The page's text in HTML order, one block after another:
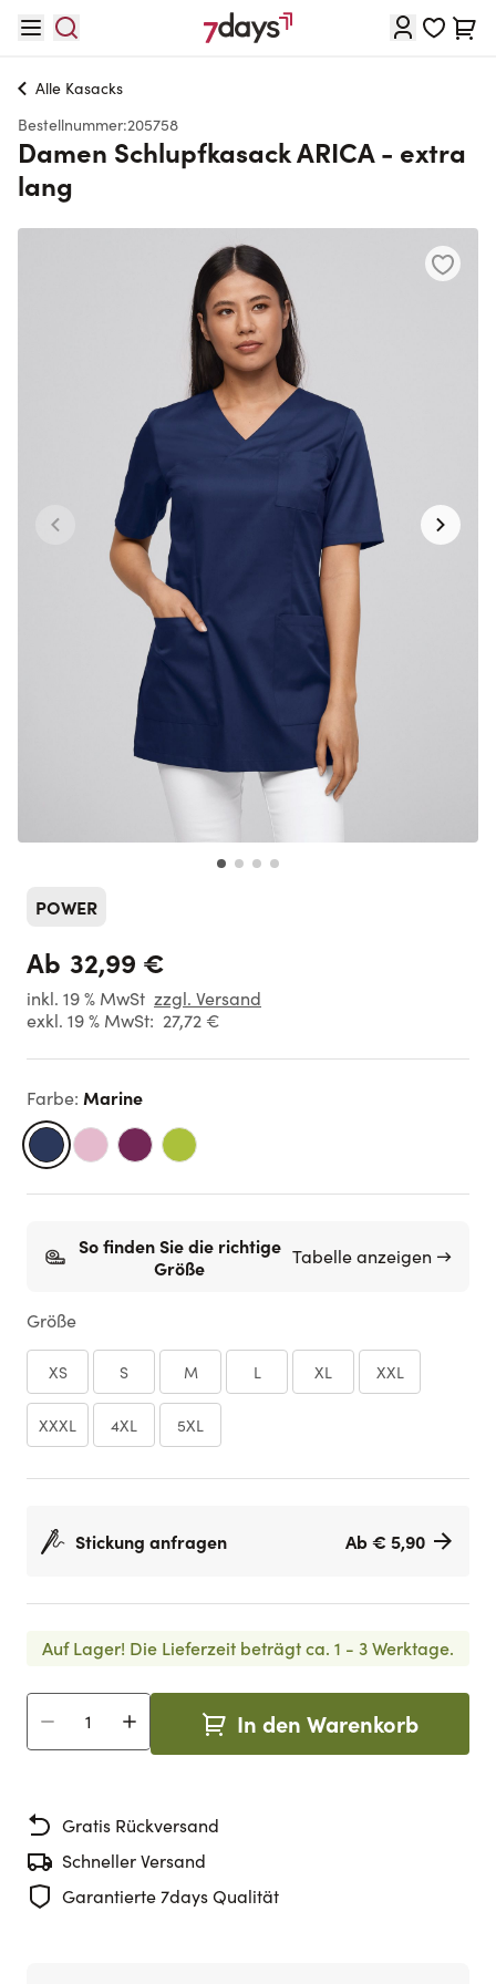
Alle Kasacks
Bestellnummer:205758
Damen Schlupfkasack ARICA - extra
lang
POWER
Ab 32,99 €
inkl. 19 % MwSt zzgl. Versand
exkl. 19 % MwSt: 27,72 €
Farbe: Marine
So finden Sie die richtige
Größe
Tabelle anzeigen →
Größe
XS S M L XL XXL
XXXL 4XL 5XL
Stickung anfragen Ab € 5,90
Auf Lager! Die Lieferzeit beträgt ca. 1 - 3 Werktage.
Menge In den Warenkorb
Gratis Rückversand
Schneller Versand
Garantierte 7days Qualität